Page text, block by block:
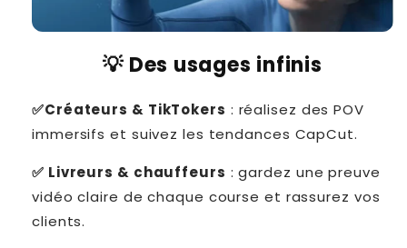
💡 Des usages infinis
✅Créateurs & TikTokers : réalisez des POV
immersifs et suivez les tendances CapCut.
✅ Livreurs & chauffeurs : gardez une preuve
vidéo claire de chaque course et rassurez vos
clients.